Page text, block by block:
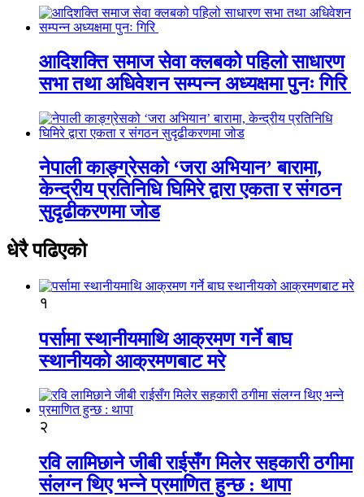
आदिशक्ति समाज सेवा क्लबको पहिलो साधारण
सभा तथा अधिवेशन सम्पन्न अध्यक्षमा पुनः गिरि
नेपाली काङ्ग्रेसको ‘जरा अभियान’ बारामा,
केन्द्रीय प्रतिनिधि घिमिरे द्वारा एकता र संगठन
सुदृढीकरणमा जोड
धेरै पढिएको
१
पर्सामा स्थानीयमाथि आक्रमण गर्ने बाघ
स्थानीयको आक्रमणबाट मरे
२
रवि लामिछाने जीबी राईसँग मिलेर सहकारी ठगीमा
संलग्न थिए भन्ने प्रमाणित हुन्छ : थापा